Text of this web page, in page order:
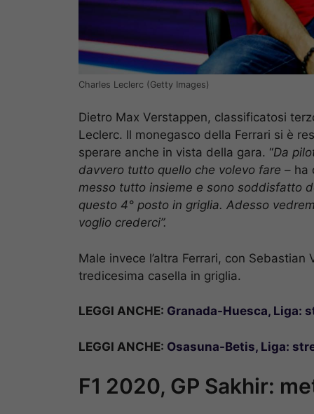
Charles Leclerc (Getty Images)
Dietro Max Verstappen, classificatosi
Leclerc. Il monegasco della Ferrari si è
sperare anche in vista della gara. “Da
davvero tutto quello che volevo fare – ha
messo tutto insieme e sono soddisfatto
questo 4° posto in griglia. Adesso
voglio crederci”.
Male invece l’altra Ferrari, con
tredicesima casella in griglia.
LEGGI ANCHE: Granada-Huesca, Liga:
LEGGI ANCHE: Osasuna-Betis, Liga:
F1 2020, GP Sakhir: